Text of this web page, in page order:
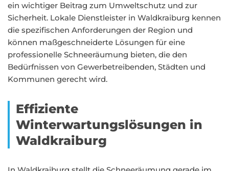
ein wichtiger Beitrag zum Umweltschutz und zur
Sicherheit. Lokale Dienstleister in Waldkraiburg kennen
die spezifischen Anforderungen der Region und
können maßgeschneiderte Lösungen für eine
professionelle Schneeräumung bieten, die den
Bedürfnissen von Gewerbetreibenden, Städten und
Kommunen gerecht wird.
Effiziente
Winterwartungslösungen in
Waldkraiburg